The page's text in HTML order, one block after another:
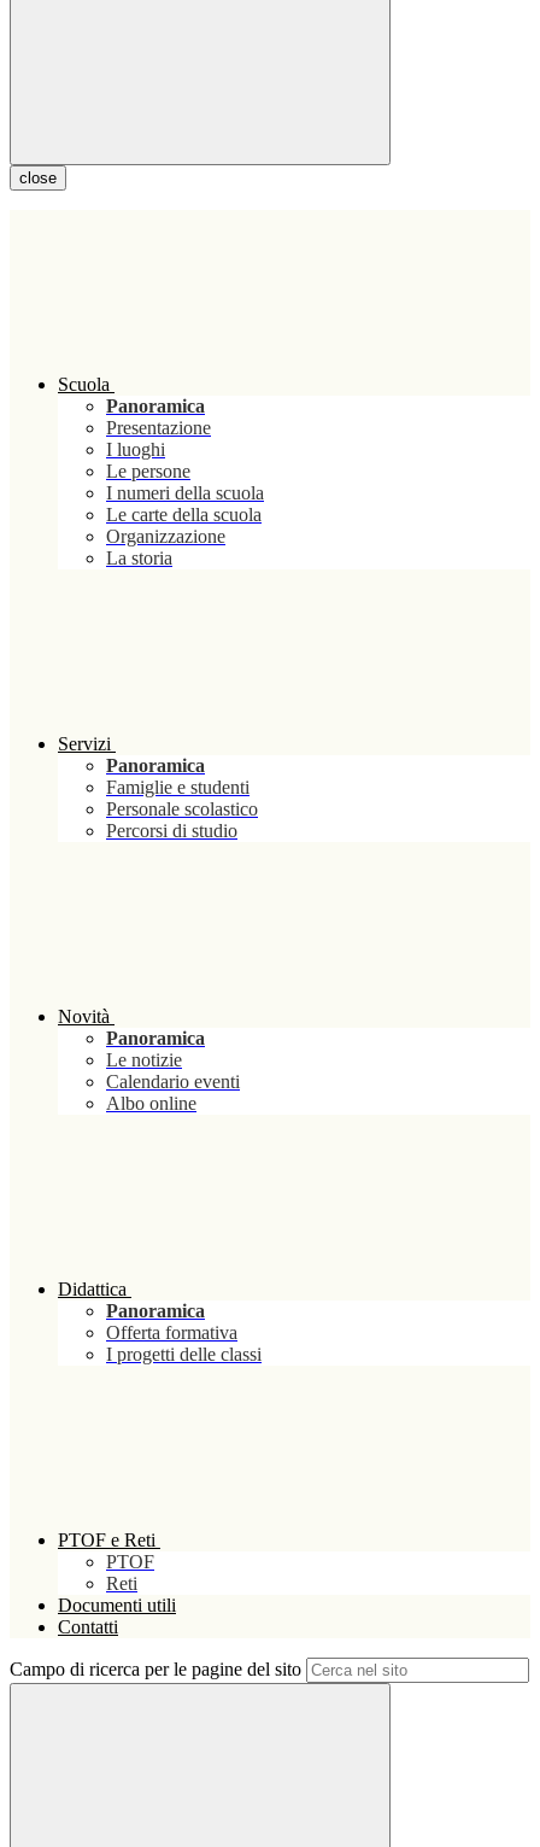
close
Scuola
Panoramica
Presentazione
I luoghi
Le persone
I numeri della scuola
Le carte della scuola
Organizzazione
La storia
Servizi
Panoramica
Famiglie e studenti
Personale scolastico
Percorsi di studio
Novità
Panoramica
Le notizie
Calendario eventi
Albo online
Didattica
Panoramica
Offerta formativa
I progetti delle classi
PTOF e Reti
PTOF
Reti
Documenti utili
Contatti
Campo di ricerca per le pagine del sito